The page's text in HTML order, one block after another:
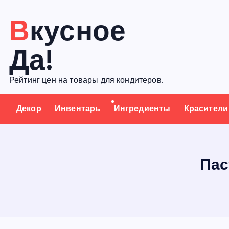
с
Вкусное
Да!
Рейтинг цен на товары для кондитеров.
Декор Инвентарь Ингредиенты Красители